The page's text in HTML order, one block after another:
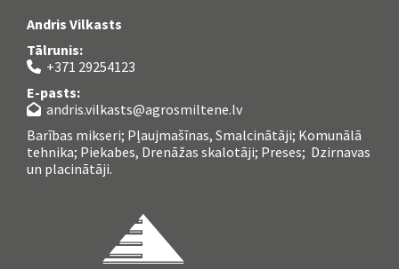
Andris Vilkasts
Tālrunis:
 +371 29254123
E-pasts:
 andris.vilkasts@agrosmiltene.lv
Barības mikseri; Pļaujmašīnas, Smalcinātāji; Komunālā
tehnika; Piekabes, Drenāžas skalotāji; Preses; Dzirnavas
un placinātāji.